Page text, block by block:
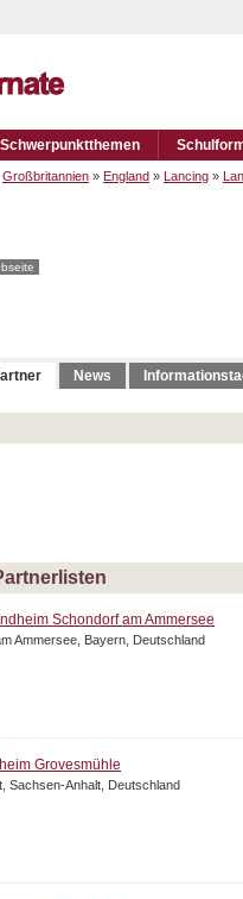
Schwerpunktthemen
Großbritannien » England » Lancing »
News
Schondorf am Ammersee
Ammersee, Bayern, Deutschland
Grovesmühle
Sachsen-Anhalt, Deutschland